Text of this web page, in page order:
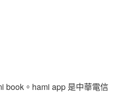
book。hami app 是中華電信